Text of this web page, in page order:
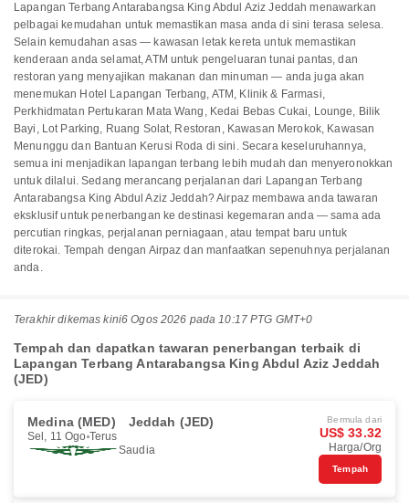
Lapangan Terbang Antarabangsa King Abdul Aziz Jeddah menawarkan
pelbagai kemudahan untuk memastikan masa anda di sini terasa selesa.
Selain kemudahan asas — kawasan letak kereta untuk memastikan
kenderaan anda selamat, ATM untuk pengeluaran tunai pantas, dan
restoran yang menyajikan makanan dan minuman — anda juga akan
menemukan Hotel Lapangan Terbang, ATM, Klinik & Farmasi,
Perkhidmatan Pertukaran Mata Wang, Kedai Bebas Cukai, Lounge, Bilik
Bayi, Lot Parking, Ruang Solat, Restoran, Kawasan Merokok, Kawasan
Menunggu dan Bantuan Kerusi Roda di sini. Secara keseluruhannya,
semua ini menjadikan lapangan terbang lebih mudah dan menyeronokkan
untuk dilalui. Sedang merancang perjalanan dari Lapangan Terbang
Antarabangsa King Abdul Aziz Jeddah? Airpaz membawa anda tawaran
eksklusif untuk penerbangan ke destinasi kegemaran anda — sama ada
percutian ringkas, perjalanan perniagaan, atau tempat baru untuk
diterokai. Tempah dengan Airpaz dan manfaatkan sepenuhnya perjalanan
anda.
Terakhir dikemas kini6 Ogos 2026 pada 10:17 PTG GMT+0
Tempah dan dapatkan tawaran penerbangan terbaik di
Lapangan Terbang Antarabangsa King Abdul Aziz Jeddah
(JED)
Medina (MED) Jeddah (JED)
Sel, 11 Ogo Terus
Saudia
Bermula dari
US$ 33.32
Harga/Org
Tempah